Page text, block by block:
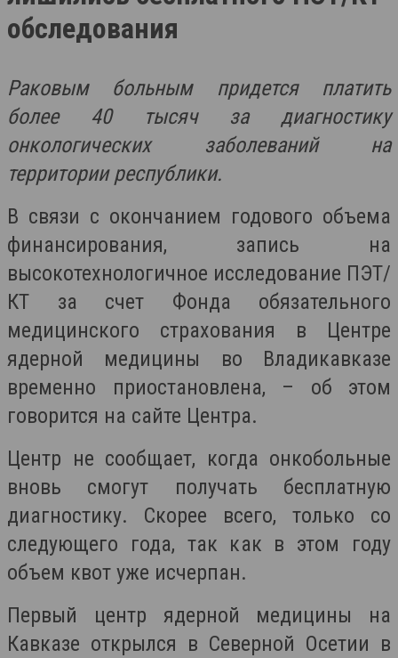
обследования
Раковым больным придется платить
более 40 тысяч за диагностику
онкологических заболеваний на
территории республики.
В связи с окончанием годового объема
финансирования, запись на
высокотехнологичное исследование ПЭТ/
КТ за счет Фонда обязательного
медицинского страхования в Центре
ядерной медицины во Владикавказе
временно приостановлена, – об этом
говорится на сайте Центра.
Центр не сообщает, когда онкобольные
вновь смогут получать бесплатную
диагностику. Скорее всего, только со
следующего года, так как в этом году
объем квот уже исчерпан.
Первый центр ядерной медицины на
Кавказе открылся в Северной Осетии в